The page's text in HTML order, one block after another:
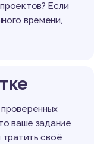
Если
времени,
ваше задание
тратить своё